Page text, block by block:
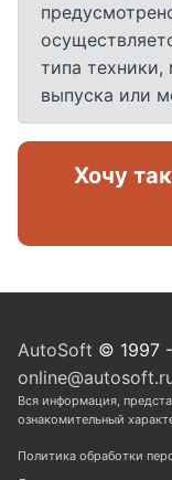
типа
выпуска или
Хочу
AutoSoft © 1997
Вся информация,
ознакомительный
Политика обработки